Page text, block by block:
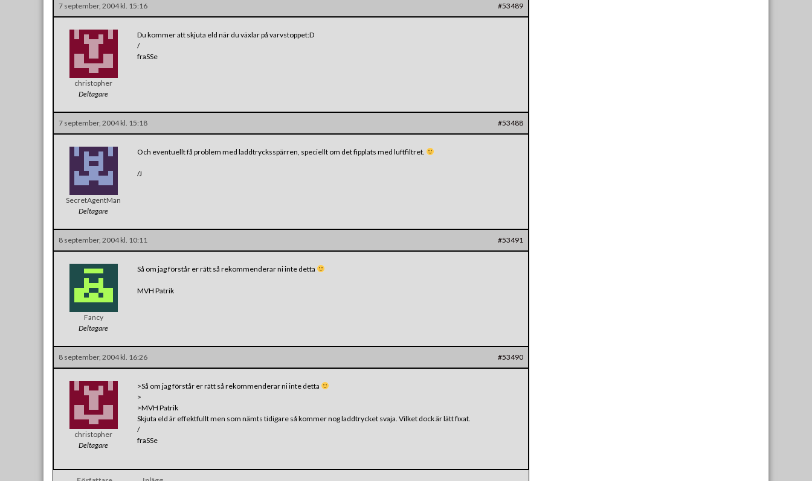
7 september, 2004 kl. 15:16 #53489
christopher
Deltagare
Du kommer att skjuta eld när du växlar på varvstoppet:D
/
fraSSe
7 september, 2004 kl. 15:18 #53488
SecretAgentMan
Deltagare
Och eventuellt få problem med laddtrycksspärren, speciellt om det fipplats med luftfiltret.
/J
8 september, 2004 kl. 10:11 #53491
Fancy
Deltagare
Så om jag förstår er rätt så rekommenderar ni inte detta
MVH Patrik
8 september, 2004 kl. 16:26 #53490
christopher
Deltagare
>Så om jag förstår er rätt så rekommenderar ni inte detta
>
>MVH Patrik
Skjuta eld är effektfullt men som nämts tidigare så kommer nog laddtrycket svaja. Vilket dock är lätt fixat.
/
fraSSe